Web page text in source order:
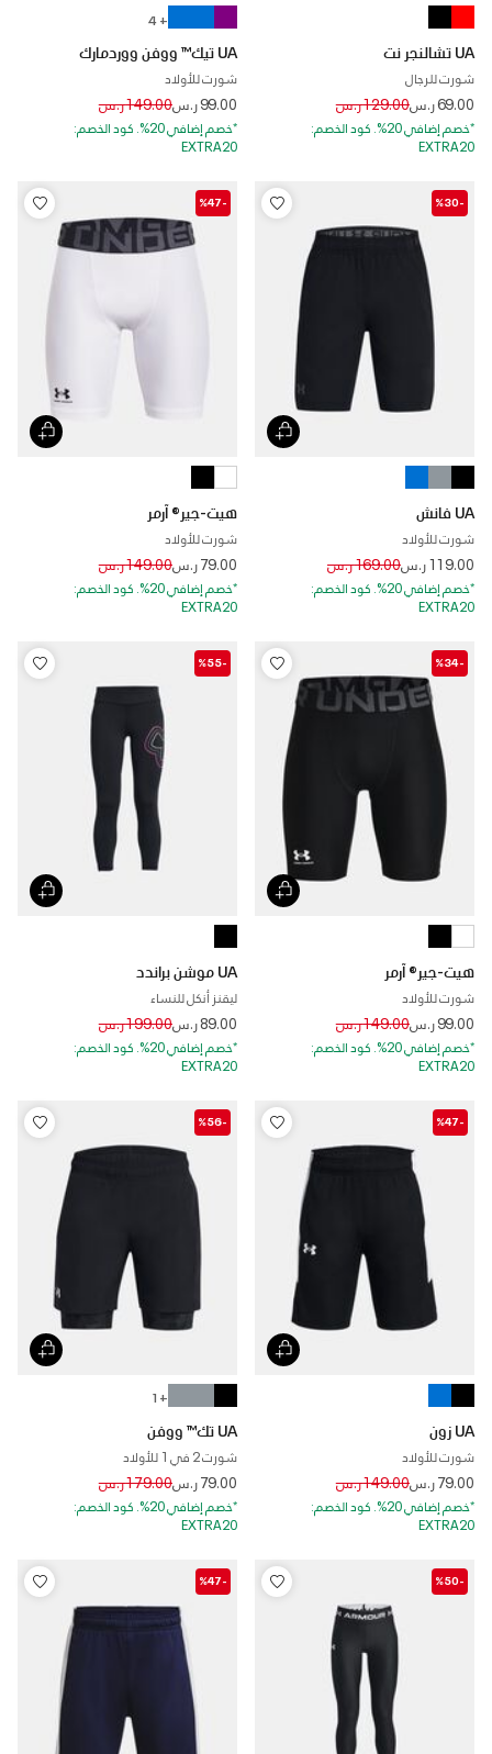
UA تشالنجر نت
شورت للرجال
69.00 ر.س Price reduced from
129.00 ر.س to
*خصم إضافي 20%. كود الخصم:
EXTRA20
+ 4
UA تيك™ ووفن ووردمارك
شورت للأولاد
99.00 ر.س Price reduced from
149.00 ر.س to
*خصم إضافي 20%. كود الخصم:
EXTRA20
-%30
UA فانش
شورت للأولاد
119.00 ر.س Price reduced from
169.00 ر.س to
*خصم إضافي 20%. كود الخصم:
EXTRA20
-%47
هيت-جير® آرمر
شورت للأولاد
79.00 ر.س Price reduced from
149.00 ر.س to
*خصم إضافي 20%. كود الخصم:
EXTRA20
-%34
هيت-جير® آرمر
شورت للأولاد
99.00 ر.س Price reduced from
149.00 ر.س to
*خصم إضافي 20%. كود الخصم:
EXTRA20
-%55
UA موشن براندد
ليقنز أنكل للنساء
89.00 ر.س Price reduced from
199.00 ر.س to
*خصم إضافي 20%. كود الخصم:
EXTRA20
-%47
UA زون
شورت للأولاد
79.00 ر.س Price reduced from
149.00 ر.س to
*خصم إضافي 20%. كود الخصم:
EXTRA20
-%56
+ 1
UA تك™ ووفن
شورت 2 في 1 للأولاد
79.00 ر.س Price reduced from
179.00 ر.س to
*خصم إضافي 20%. كود الخصم:
EXTRA20
-%50
-%47